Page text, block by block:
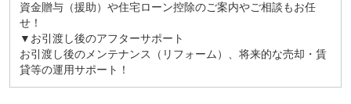
資金贈与（援助）や住宅ローン控除のご案内やご相談もお任
せ！
▼お引渡し後のアフターサポート
お引渡し後のメンテナンス（リフォーム）、将来的な売却・賃
貸等の運用サポート！